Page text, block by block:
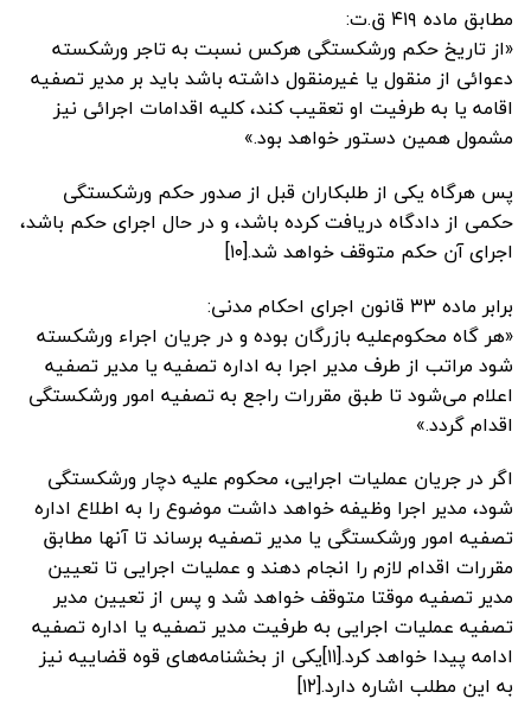
مطابق ماده ۴۱۹ ق.ت:
«از تاریخ حکم ورشکستگی هرکس نسبت به تاجر ورشکسته
دعوائی از منقول یا غیرمنقول داشته باشد باید بر مدیر تصفیه
اقامه یا به طرفیت او تعقیب کند، کلیه اقدامات اجرائی نیز
مشمول همین دستور خواهد بود.»
پس هرگاه یکی از طلبکاران قبل از صدور حکم ورشکستگی
حکمی از دادگاه دریافت کرده باشد، و در حال اجرای حکم باشد،
اجرای آن حکم متوقف خواهد شد.[۱۰]
برابر ماده ۳۳ قانون اجرای احکام مدنی:
«هر گاه محکوم‌علیه بازرگان بوده و در جریان اجراء ورشکسته
شود مراتب از طرف مدیر اجرا به اداره تصفیه یا مدیر تصفیه
اعلام می‌شود ‌تا طبق مقررات راجع به تصفیه امور ورشکستگی
اقدام گردد.»
اگر در جریان عملیات اجرایی، محکوم علیه دچار ورشکستگی
شود، مدیر اجرا وظیفه خواهد داشت موضوع را به اطلاع اداره
تصفیه امور ورشکستگی یا مدیر تصفیه برساند تا آنها مطابق
مقررات اقدام لازم را انجام دهند و عملیات اجرایی تا تعیین
مدیر تصفیه موقتا متوقف خواهد شد و پس از تعیین مدیر
تصفیه عملیات اجرایی به طرفیت مدیر تصفیه یا اداره تصفیه
ادامه پیدا خواهد کرد.[۱۱]یکی از بخشنامه‌های قوه قضاییه نیز
به این مطلب اشاره دارد.[۱۲]